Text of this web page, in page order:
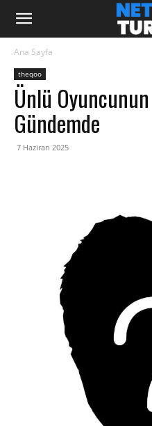
Ana Sayfa
theqoo
Ünlü
Gündemde
7 Haziran 2025